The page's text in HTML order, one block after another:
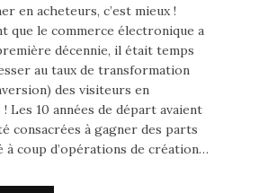
en acheteurs, c’est mieux !
que le commerce électronique a
décennie, il était temps
au taux de transformation
des visiteurs en
Les 10 années de départ avaient
consacrées à gagner des parts
à coup d’opérations de création…